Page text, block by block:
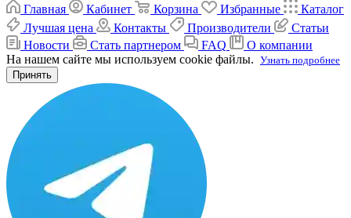
Главная
Кабинет Корзина Избранные
Каталог
Лучшая цена
Контакты Производители
Статьи
Новости
Стать партнером FAQ
О компании
На нашем сайте мы используем cookie файлы. Узнать подробнее
Принять